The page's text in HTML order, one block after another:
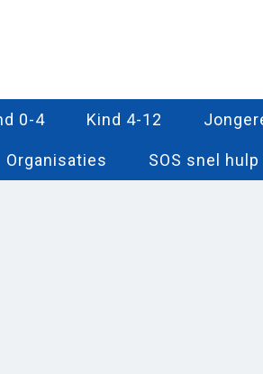
0-4 Kind 4-12
Organisaties SOS snel hulp